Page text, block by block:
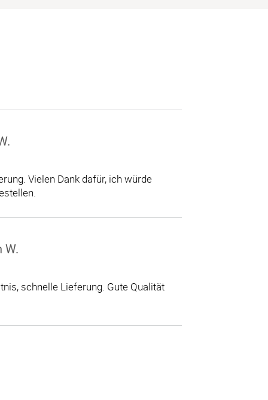
Vielen Dank dafür, ich würde
W.
schnelle Lieferung. Gute Qualität